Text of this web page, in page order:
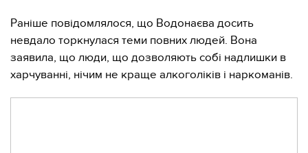
Раніше повідомлялося, що Водонаєва досить
невдало торкнулася теми повних людей. Вона
заявила, що люди, що дозволяють собі надлишки в
харчуванні, нічим не краще алкоголіків і наркоманів.